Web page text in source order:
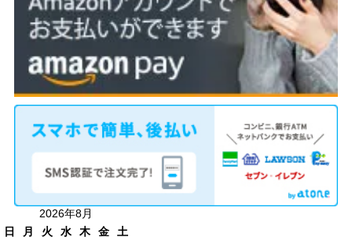
2026年8月
日
月 火 水 木 金
土